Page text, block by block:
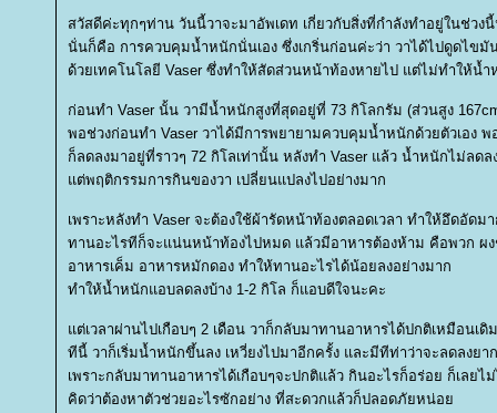
สวัสดีค่ะทุกๆท่าน วันนี้วาจะมาอัพเดท เกี่ยวกับสิ่งที่กำลังทำอยู่ในช่วง
นั่นก็คือ การควบคุมน้ำหนักนั่นเอง ซึ่งเกริ่นก่อนค่ะว่า วาได้ไปดูดไขมั
ด้วยเทคโนโลยี Vaser ซึ่งทำให้สัดส่วนหน้าท้องหายไป แต่ไม่ทำให้น้ำ
ก่อนทำ Vaser นั้น วามีน้ำหนักสูงที่สุดอยู่ที่ 73 กิโลกรัม (ส่วนสูง
พอช่วงก่อนทำ Vaser วาได้มีการพยายามควบคุมน้ำหนักด้วยตัวเอง พ
ก็ลดลงมาอยู่ที่ราวๆ 72 กิโลเท่านั้น หลังทำ Vaser แล้ว น้ำหนักไม่ลดล
ต่พฤติกรรมการกินของวา เปลี่ยนแปลงไปอย่างมาก
เพราะหลังทำ Vaser จะต้องใช้ผ้ารัดหน้าท้องตลอดเวลา ทำให้อึดอัดม
ทานอะไรทีก็จะแน่นหน้าท้องไปหมด แล้วมีอาหารต้องห้าม คือพวก ผ
อาหารเค็ม อาหารหมักดอง ทำให้ทานอะไรได้น้อยลงอย่างมาก
ทำให้น้ำหนักแอบลดลงบ้าง 1-2 กิโล ก็แอบดีใจนะคะ
ต่เวลาผ่านไปเกือบๆ 2 เดือน วาก็กลับมาทานอาหารได้ปกติเหมือนเดิ
ทีนี้ วาก็เริ่มน้ำหนักขึ้นลง เหวี่ยงไปมาอีกครั้ง และมีทีท่าว่าจะลดลงยา
เพราะกลับมาทานอาหารได้เกือบๆจะปกติแล้ว กินอะไรก็อร่อย ก็เลยไ
คิดว่าต้องหาตัวช่วยอะไรซักอย่าง ที่สะดวกแล้วก็ปลอดภัยหน่อ